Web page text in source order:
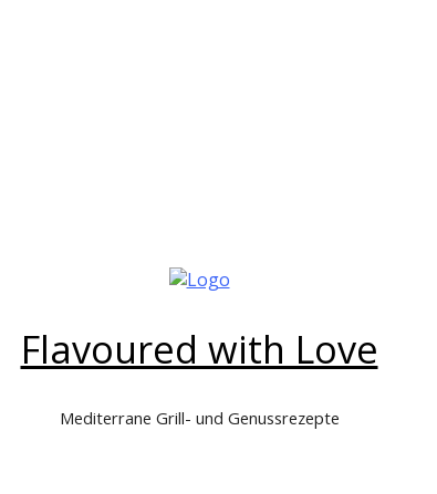
Flavoured with Love
Mediterrane Grill- und Genussrezepte